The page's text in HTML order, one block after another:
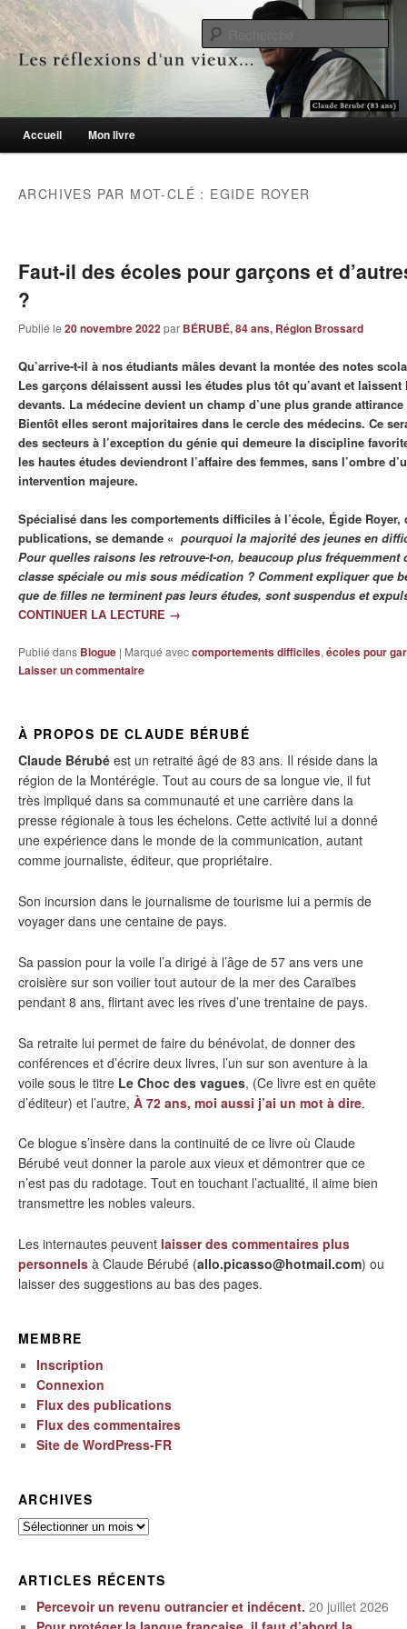
Les réflexions d'un vieux…
Le blogue des aînés de 65 ans et +
Menu principal
Aller au contenu principal
Aller au contenu secondaire
Accueil Mon livre
ARCHIVES PAR MOT-CLÉ : EGIDE ROYER
Faut-il des écoles pour garçons et
?
Publié le 20 novembre 2022par BÉRUBÉ, 84 ans, Région Brossard
Qu’arrive-t-il à nos étudiants mâles devant la montée des notes
Les garçons délaissent aussi les études plus tôt qu’avant et
devants. La médecine devient un champ d’une plus grande
Bientôt elles seront majoritaires dans le cercle des médecins. Ce
des secteurs à l’exception du génie qui demeure la discipline
les hautes études deviendront l’affaire des femmes, sans l’ombre
intervention majeure.
Spécialisé dans les comportements difficiles à l’école, Égide Royer,
publications, se demande « pourquoi la majorité des jeunes en
Pour quelles raisons les retrouve-t-on, beaucoup plus fréquemment
classe spéciale ou mis sous médication ? Comment expliquer que
que de filles ne terminent pas leurs études, sont suspendus et
CONTINUER LA LECTURE →
Publié dans Blogue | Marqué aveccomportements difficiles, écoles pour
Laisser un commentaire
À PROPOS DE CLAUDE BÉRUBÉ
Claude Bérubé est un retraité âgé de 83 ans. Il réside dans la
région de la Montérégie. Tout au cours de sa longue vie, il fut
très impliqué dans sa communauté et une carrière dans la
presse régionale à tous les échelons. Cette activité lui a donné
une expérience dans le monde de la communication, autant
comme journaliste, éditeur, que propriétaire.
Son incursion dans le journalisme de tourisme lui a permis de
voyager dans une centaine de pays.
Sa passion pour la voile l’a dirigé à l’âge de 57 ans vers une
croisière sur son voilier tout autour de la mer des Caraïbes
pendant 8 ans, flirtant avec les rives d’une trentaine de pays.
Sa retraite lui permet de faire du bénévolat, de donner des
conférences et d’écrire deux livres, l’un sur son aventure à la
voile sous le titre Le Choc des vagues, (Ce livre est en quête
d’éditeur) et l’autre, À 72 ans, moi aussi j’ai un mot à dire.
Ce blogue s’insère dans la continuité de ce livre où Claude
Bérubé veut donner la parole aux vieux et démontrer que ce
n’est pas du radotage. Tout en touchant l’actualité, il aime bien
transmettre les nobles valeurs.
Les internautes peuvent laisser des commentaires plus
personnels à Claude Bérubé (allo.picasso@hotmail.com) ou
laisser des suggestions au bas des pages.
MEMBRE
Inscription
Connexion
Flux des publications
Flux des commentaires
Site de WordPress-FR
ARCHIVES
Archives
ARTICLES RÉCENTS
Percevoir un revenu outrancier et indécent. 20 juillet 2026